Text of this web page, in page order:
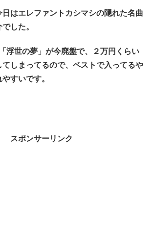
日はエレファントカシマシの隠れた名曲
した。
浮世の夢」が今廃盤で、２万円くらい
てしまってるので、ベストで入ってるや
すいです。
スポンサーリンク